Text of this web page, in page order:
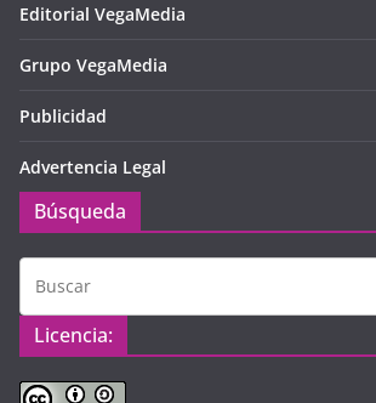
Editorial VegaMedia
Grupo VegaMedia
Publicidad
Advertencia Legal
Búsqueda
Licencia: